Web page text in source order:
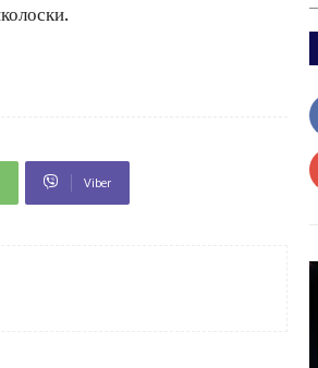
Viber